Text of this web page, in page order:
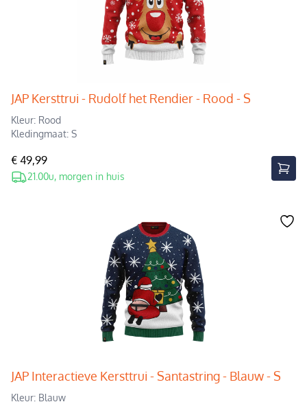
JAP Kersttrui - Rudolf het Rendier - Rood - S
Kleur: Rood
Kledingmaat: S
€ 49,99
21.00u, morgen in huis
JAP Interactieve Kersttrui - Santastring - Blauw - S
Kleur: Blauw